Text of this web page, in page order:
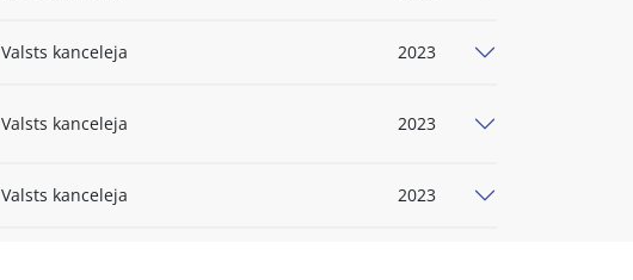
Valsts kanceleja 2023
Valsts kanceleja 2023
Valsts kanceleja 2023